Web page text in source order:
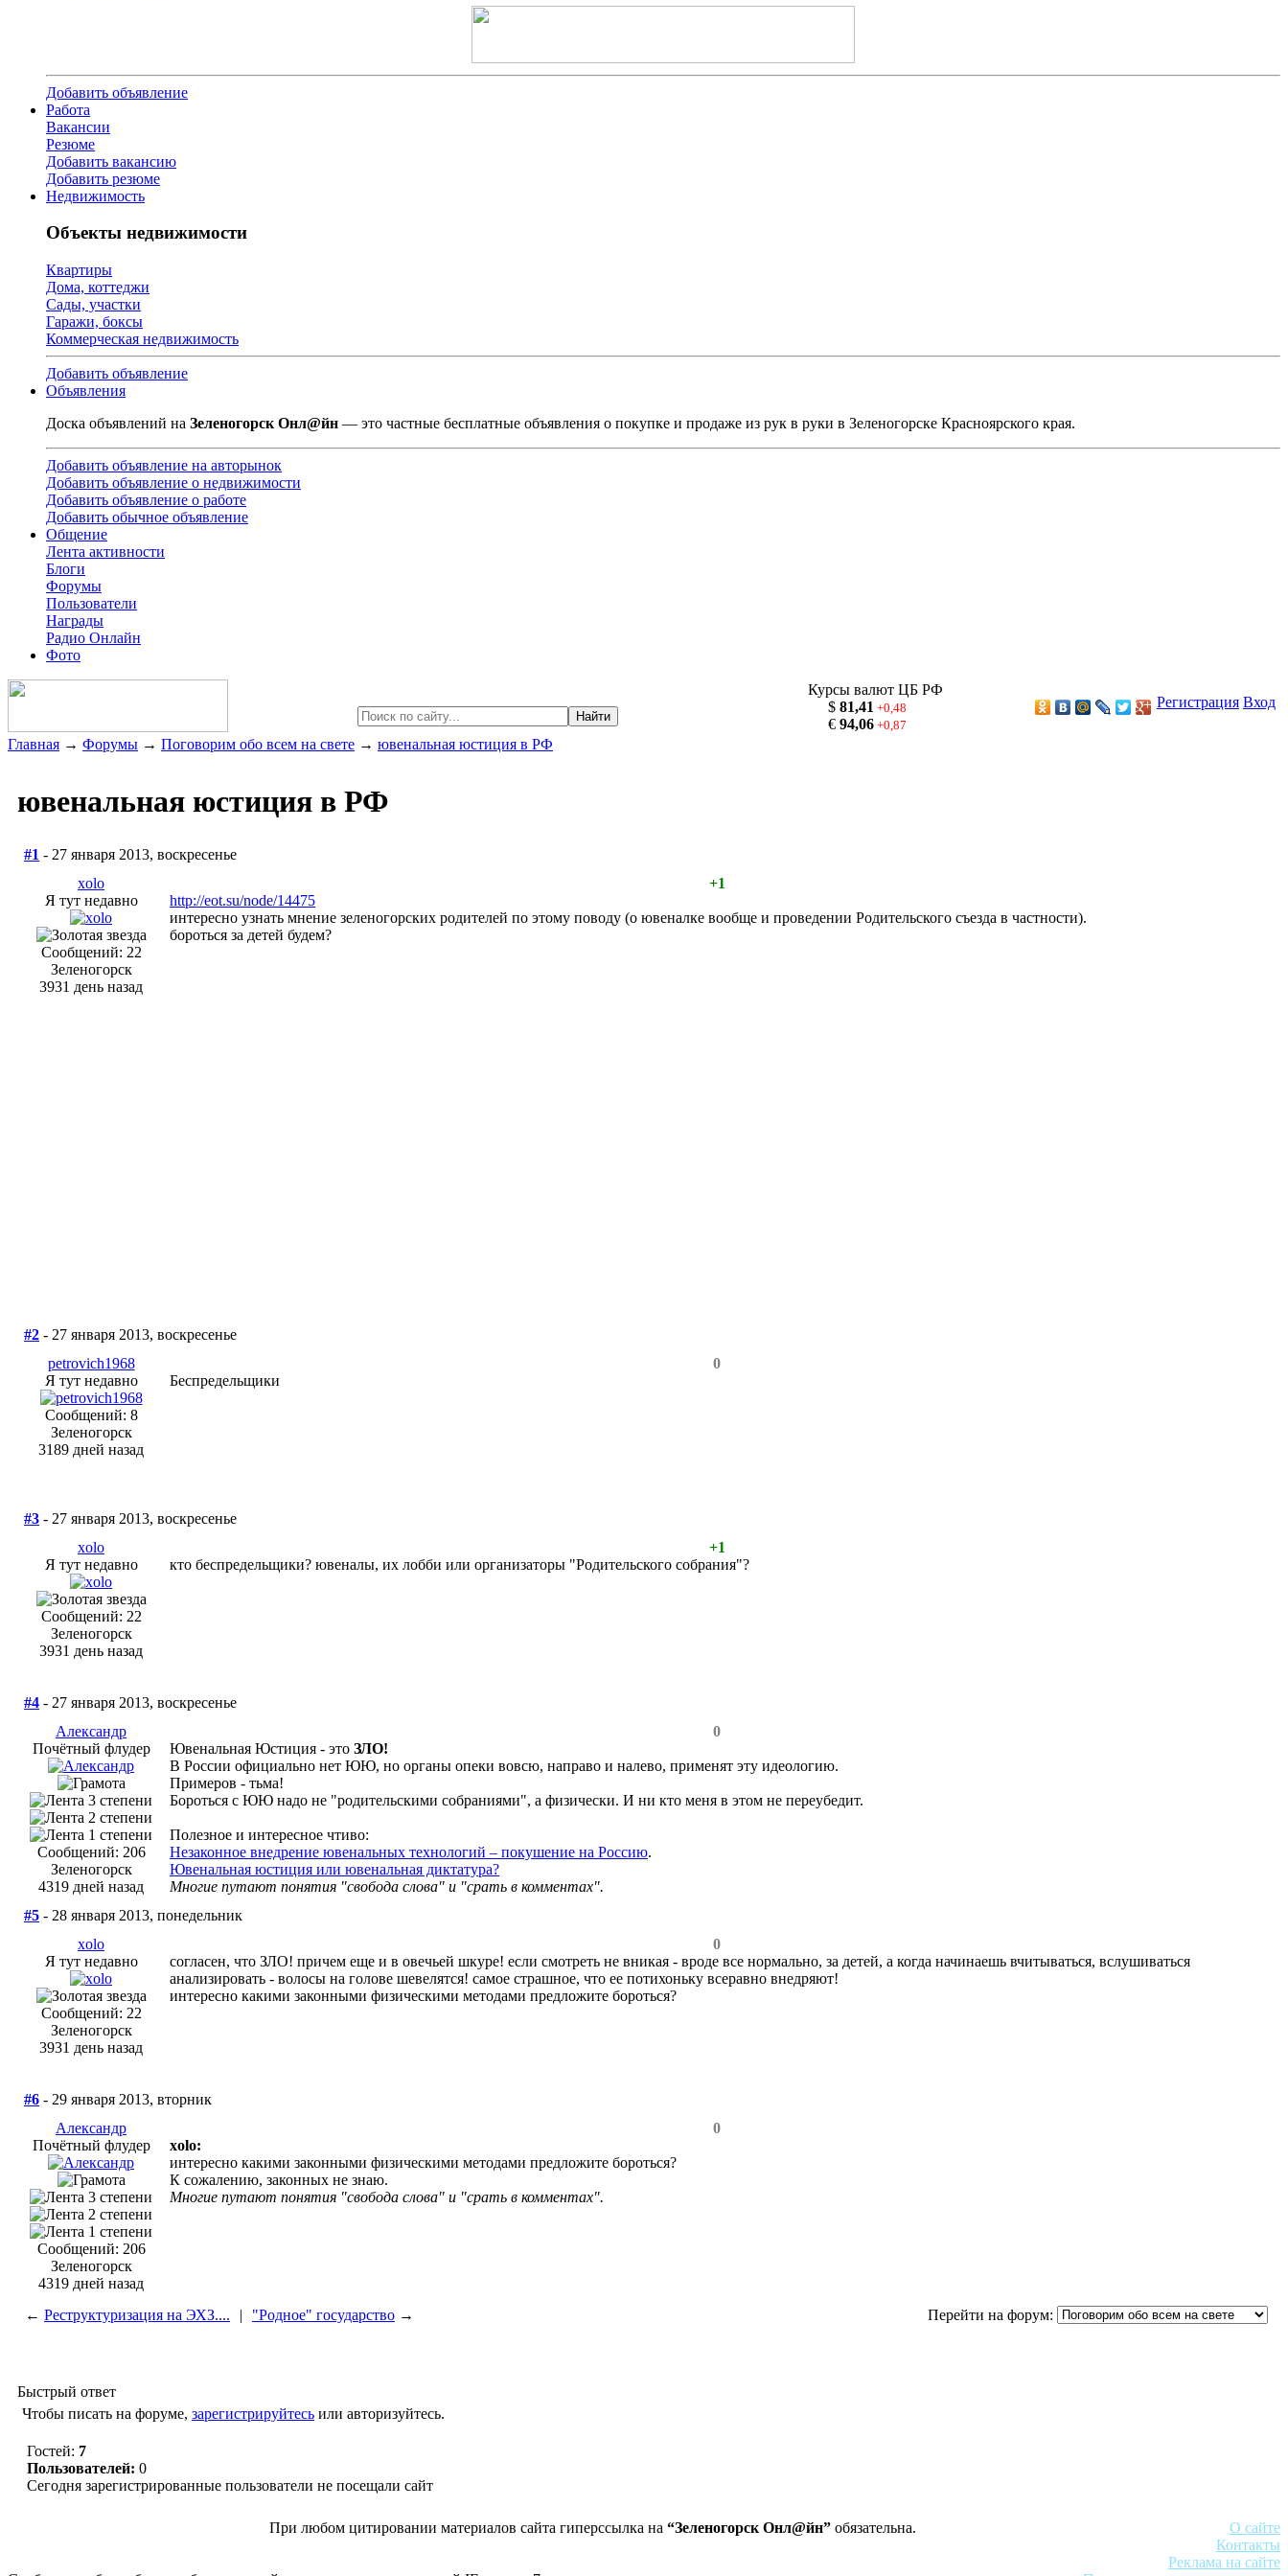
Добавить объявление
Работа
Вакансии
Резюме
Добавить вакансию
Добавить резюме
Недвижимость
Объекты недвижимости
Квартиры
Дома, коттеджи
Сады, участки
Гаражи, боксы
Коммерческая недвижимость
Добавить объявление
Объявления
Доска объявлений на Зеленогорск Онл@йн — это частные бесплатные объявления о покупке и продаже из рук в руки в Зеленогорске Красноярского края.
Добавить объявление на авторынок
Добавить объявление о недвижимости
Добавить объявление о работе
Добавить обычное объявление
Общение
Лента активности
Блоги
Форумы
Пользователи
Награды
Радио Онлайн
Фото
Найти
Курсы валют ЦБ РФ
$ 81,41+0,48
€ 94,06+0,87
Регистрация Вход
Главная → Форумы → Поговорим обо всем на свете → ювенальная юстиция в РФ
ювенальная юстиция в РФ
#1 - 27 января 2013, воскресенье
xolo
Я тут недавно
Сообщений: 22
Зеленогорск
3931 день назад
+1
http://eot.su/node/14475
интересно узнать мнение зеленогорских родителей по этому поводу (о ювеналке вообще и проведении Родительского съезда в частности).
бороться за детей будем?
#2 - 27 января 2013, воскресенье
petrovich1968
Я тут недавно
Сообщений: 8
Зеленогорск
3189 дней назад
0
Беспредельщики
#3 - 27 января 2013, воскресенье
xolo
Я тут недавно
Сообщений: 22
Зеленогорск
3931 день назад
+1
кто беспредельщики? ювеналы, их лобби или организаторы "Родительского собрания"?
#4 - 27 января 2013, воскресенье
Александр
Почётный флудер
Сообщений: 206
Зеленогорск
4319 дней назад
0
Ювенальная Юстиция - это ЗЛО!
В России официально нет ЮЮ, но органы опеки вовсю, направо и налево, применят эту идеологию.
Примеров - тьма!
Бороться с ЮЮ надо не "родительскими собраниями", а физически. И ни кто меня в этом не переубедит.
Полезное и интересное чтиво:
Незаконное внедрение ювенальных технологий – покушение на Россию.
Ювенальная юстиция или ювенальная диктатура?
Многие путают понятия "свобода слова" и "срать в комментах".
#5 - 28 января 2013, понедельник
xolo
Я тут недавно
Сообщений: 22
Зеленогорск
3931 день назад
0
согласен, что ЗЛО! причем еще и в овечьей шкуре! если смотреть не вникая - вроде все нормально, за детей, а когда начинаешь вчитываться, вслушиваться
анализировать - волосы на голове шевелятся! самое страшное, что ее потихоньку всеравно внедряют!
интересно какими законными физическими методами предложите бороться?
#6 - 29 января 2013, вторник
Александр
Почётный флудер
Сообщений: 206
Зеленогорск
4319 дней назад
0
xolo:
интересно какими законными физическими методами предложите бороться?
К сожалению, законных не знаю.
Многие путают понятия "свобода слова" и "срать в комментах".
← Реструктуризация на ЭХЗ.... | "Родное" государство → Перейти на форум:
Быстрый ответ
Чтобы писать на форуме, зарегистрируйтесь или авторизуйтесь.
Гостей: 7
Пользователей: 0
Сегодня зарегистрированные пользователи не посещали сайт
При любом цитировании материалов сайта гиперссылка на “Зеленогорск Онл@йн” обязательна.
О сайте
Контакты
Реклама на сайте